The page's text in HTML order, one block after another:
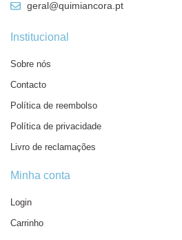
geral@quimiancora.pt
Institucional
Sobre nós
Contacto
Política de reembolso
Política de privacidade
Livro de reclamações
Minha conta
Login
Carrinho